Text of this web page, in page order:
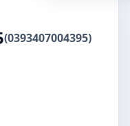
(0393407004395)